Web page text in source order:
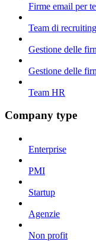
Firme email per
Team di recruiting
Gestione delle
Gestione delle
Team HR
Company type
Enterprise
PMI
Startup
Agenzie
Non profit